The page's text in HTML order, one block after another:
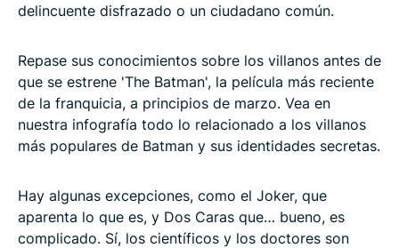
delincuente disfrazado o un ciudadano común.
Repase sus conocimientos sobre los villanos antes de
que se estrene 'The Batman', la película más reciente
de la franquicia, a principios de marzo. Vea en
nuestra infografía todo lo relacionado a los villanos
más populares de Batman y sus identidades secretas.
Hay algunas excepciones, como el Joker, que
aparenta lo que es, y Dos Caras que… bueno, es
complicado. Sí, los científicos y los doctores son